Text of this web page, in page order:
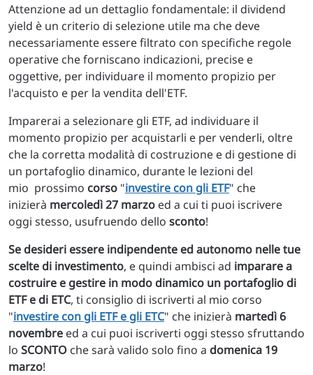
Attenzione ad un dettaglio fondamentale: il dividend
yield è un criterio di selezione utile ma che deve
necessariamente essere filtrato con specifiche regole
operative che forniscano indicazioni, precise e
oggettive, per individuare il momento propizio per
l'acquisto e per la vendita dell'ETF.
Imparerai a selezionare gli ETF, ad individuare il
momento propizio per acquistarli e per venderli, oltre
che la corretta modalità di costruzione e di gestione di
un portafoglio dinamico, durante le lezioni del
mio prossimo corso "investire con gli ETF" che
inizierà mercoledì 27 marzo ed a cui ti puoi iscrivere
oggi stesso, usufruendo dello sconto!
Se desideri essere indipendente ed autonomo nelle tue
scelte di investimento, e quindi ambisci ad imparare a
costruire e gestire in modo dinamico un portafoglio di
ETF e di ETC, ti consiglio di iscriverti al mio corso
"investire con gli ETF e gli ETC" che inizierà martedì 6
novembre ed a cui puoi iscriverti oggi stesso sfruttando
lo SCONTO che sarà valido solo fino a domenica 19
marzo!